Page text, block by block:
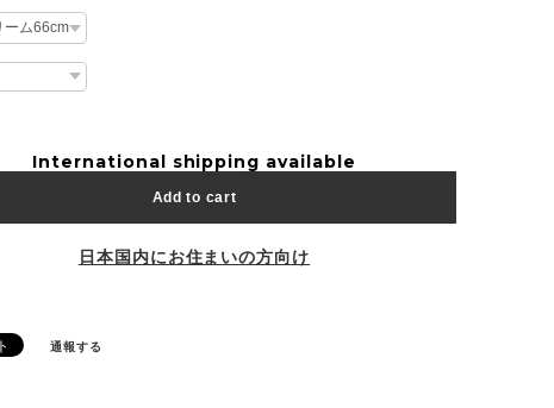
International shipping available
Add to cart
日本国内にお住まいの方向け
通報する